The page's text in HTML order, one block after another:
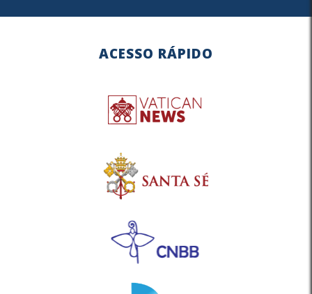
ACESSO RÁPIDO